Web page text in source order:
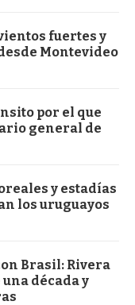
fuertes y
Montevideo
por el que
general de
y estadías
los uruguayos
Brasil: Rivera
década y